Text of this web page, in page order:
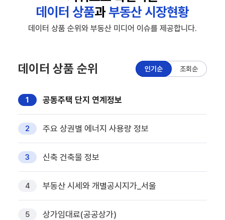
데이터 상품과부동산 시장현황
데이터 상품 순위와 부동산 미디어 이슈를 제공합니다.
데이터 상품 순위 인기순 조회순
1 공동주택 단지 연계정보
2 주요 상권별 에너지 사용량 정보
3 신축 건축물 정보
4 부동산 시세와 개별공시지가_서울
5 상가임대료(공공상가)